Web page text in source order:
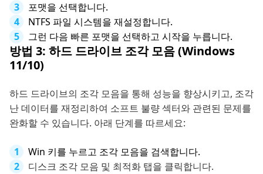
포맷을 선택합니다.
NTFS 파일 시스템을 재설정합니다.
그런 다음 빠른 포맷을 선택하고 시작을 누릅니다.
방법 3: 하드 드라이브 조각 모음 (Windows
11/10)
하드 드라이브의 조각 모음을 통해 성능을 향상시키고, 조각
난 데이터를 재정리하여 소프트 불량 섹터와 관련된 문제를
완화할 수 있습니다. 아래 단계를 따르세요:
Win 키를 누르고 조각 모음을 검색합니다.
디스크 조각 모음 및 최적화 탭을 클릭합니다.